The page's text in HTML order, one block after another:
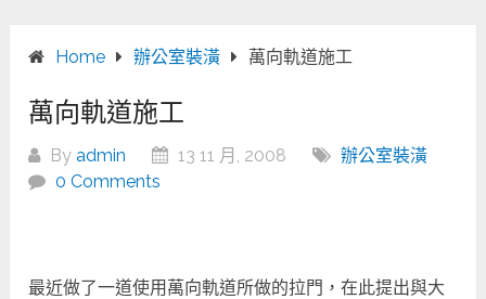
Home 辦公室裝潢 萬向軌道施工
萬向軌道施工
Byadmin 13 11 月, 2008
辦公室裝潢
0 Comments
最近做了一道使用萬向軌道所做的拉門，在此提出與大